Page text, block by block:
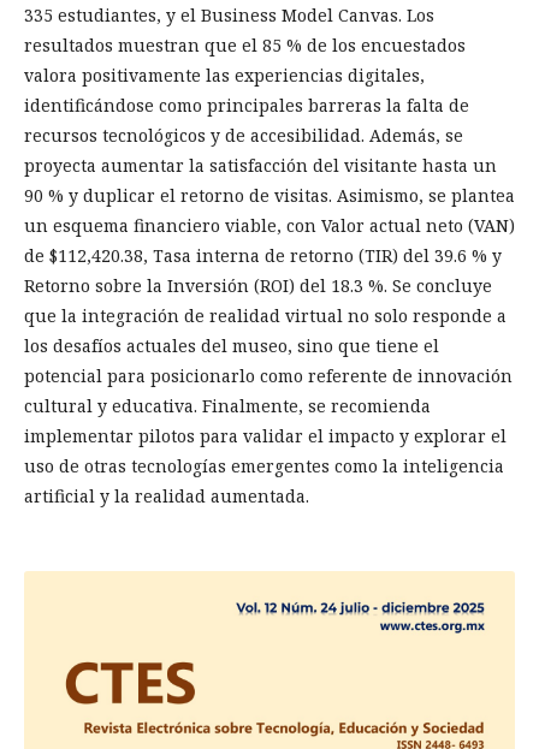
335 estudiantes, y el Business Model Canvas. Los
resultados muestran que el 85 % de los encuestados
valora positivamente las experiencias digitales,
identificándose como principales barreras la falta de
recursos tecnológicos y de accesibilidad. Además, se
proyecta aumentar la satisfacción del visitante hasta un
90 % y duplicar el retorno de visitas. Asimismo, se plantea
un esquema financiero viable, con Valor actual neto (VAN)
de $112,420.38, Tasa interna de retorno (TIR) del 39.6 % y
Retorno sobre la Inversión (ROI) del 18.3 %. Se concluye
que la integración de realidad virtual no solo responde a
los desafíos actuales del museo, sino que tiene el
potencial para posicionarlo como referente de innovación
cultural y educativa. Finalmente, se recomienda
implementar pilotos para validar el impacto y explorar el
uso de otras tecnologías emergentes como la inteligencia
artificial y la realidad aumentada.